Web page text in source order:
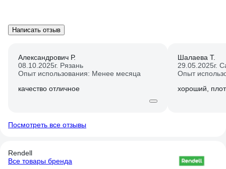
Написать отзыв
Александрович Р.
08.10.2025г. Рязань
Опыт использования: Менее месяца
качество отличное
Шалаева Т.
29.05.2025г.
Опыт
хороший,
Посмотреть все отзывы
Rendell
Все товары бренда